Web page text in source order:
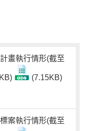
畫執行情形(截至
(7.15KB)
案執行情形(截至